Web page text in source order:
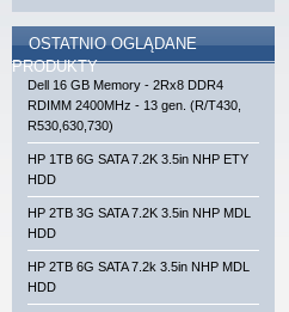
OSTATNIO OGLĄDANE
PRODUKTY
Dell 16 GB Memory - 2Rx8 DDR4
RDIMM 2400MHz - 13 gen. (R/T430,
R530,630,730)
HP 1TB 6G SATA 7.2K 3.5in NHP ETY
HDD
HP 2TB 3G SATA 7.2K 3.5in NHP MDL
HDD
HP 2TB 6G SATA 7.2k 3.5in NHP MDL
HDD